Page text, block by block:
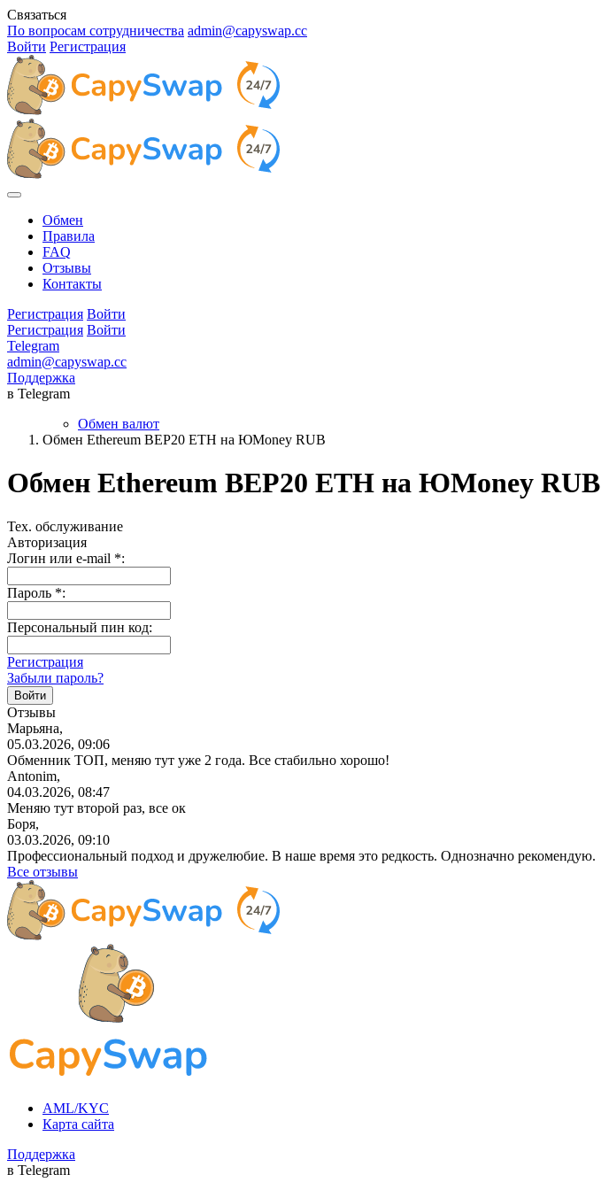
Связаться
По вопросам сотрудничества admin@capyswap.cc
Войти Регистрация
Обмен
Правила
FAQ
Отзывы
Контакты
Регистрация Войти
Регистрация Войти
Telegram
admin@capyswap.cc
Поддержка
в Telegram
Обмен валют
Обмен Ethereum BEP20 ETH на ЮMoney RUB
Обмен Ethereum BEP20 ETH на ЮMoney RUB
Тех. обслуживание
Авторизация
Логин или e-mail *:
Пароль *:
Персональный пин код:
Регистрация
Забыли пароль?
Отзывы
Марьяна,
05.03.2026, 09:06
Обменник ТОП, меняю тут уже 2 года. Все стабильно хорошо!
Antonim,
04.03.2026, 08:47
Меняю тут второй раз, все ок
Боря,
03.03.2026, 09:10
Профессиональный подход и дружелюбие. В наше время это редкость. Однозначно рекомендую.
Все отзывы
AML/KYC
Карта сайта
Поддержка
в Telegram